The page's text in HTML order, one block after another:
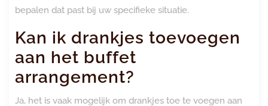
bepalen dat past bij uw specifieke situatie.
Kan ik drankjes toevoegen
aan het buffet
arrangement?
Ja, het is vaak mogelijk om drankjes toe te voegen aan